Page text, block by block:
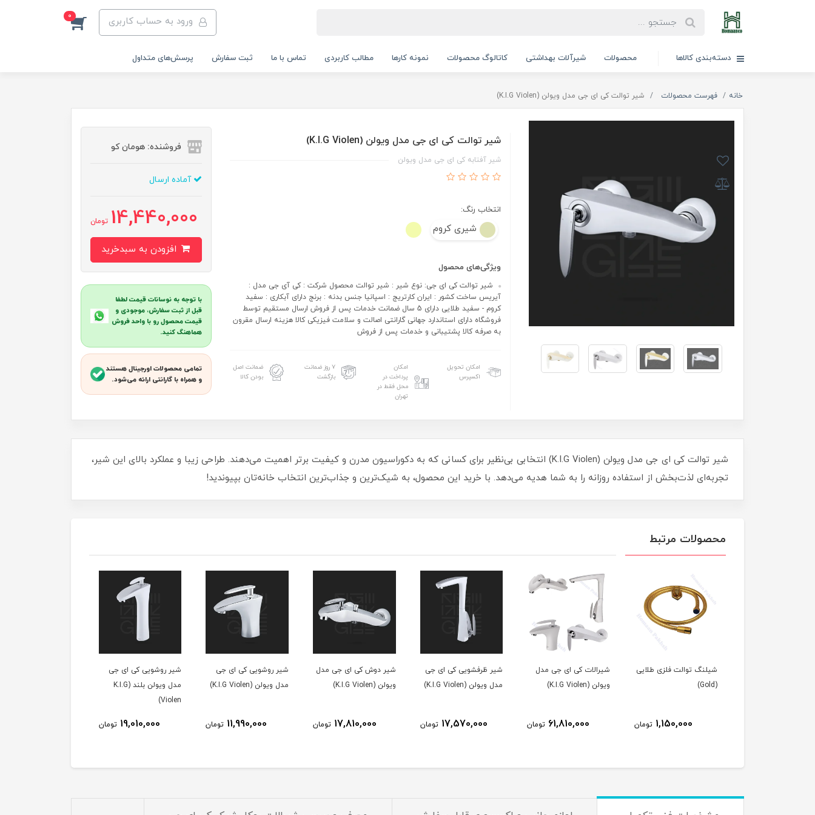
ورود به حساب کاربری 0
دسته‌بندی کالاها محصولات شیرآلات بهداشتی کاتالوگ محصولات نمونه کارها مطالب کاربردی تماس با ما ثبت سفارش پرسش‌های متداول
خانه فهرست محصولات شیر توالت کی ای جی مدل ویولن (K.I.G Violen)
شیر توالت کی ای جی مدل ویولن (K.I.G Violen)
شیر آفتابه کی ای جی مدل ویولن
انتخاب رنگ:
شیری کروم
ویژگی‌های محصول
شیر توالت کی ای جی: نوع شیر : شیر توالت محصول شرکت : کی آی جی مدل :
آیریس ساخت کشور : ایران کارتریج : اسپانیا جنس بدنه : برنج دارای آبکاری : سفید
کروم - سفید طلایی دارای 5 سال ضمانت خدمات پس از فروش ارسال مستقیم توسط
فروشگاه دارای استاندارد جهانی گارانتی اصالت و سلامت فیزیکی کالا هزینه ارسال مقرون
به صرفه کالا پشتیبانی و خدمات پس از فروش
امکان تحویل
اکسپرس
امکان
پرداخت در
محل فقط در
تهران
۷ روز ضمانت
بازگشت
ضمانت اصل
بودن کالا
فروشنده: هومان کو
آماده ارسال
14,440,000 تومان
با توجه به نوسانات قیمت لطفا
قبل از ثبت سفارش، موجودی و
قیمت محصول رو با واحد فروش
هماهنگ کنید.
تمامی محصولات اورجینال هستند
و همراه با گارانتی ارائه می‌شود.
شیر توالت کی ای جی مدل ویولن (K.I.G Violen) انتخابی بی‌نظیر برای کسانی که به دکوراسیون مدرن و کیفیت برتر اهمیت می‌دهند. طراحی زیبا و عملکرد بالای این شیر،
تجربه‌ای لذت‌بخش از استفاده روزانه را به شما هدیه می‌دهد. با خرید این محصول، به شیک‌ترین و جذاب‌ترین انتخاب خانه‌تان بپیوندید!
محصولات مرتبط
شیلنگ توالت فلزی طلایی
(Gold)
1,150,000 تومان
شیرالات کی ای جی مدل
ویولن (K.I.G Violen)
61,810,000 تومان
شیر ظرفشویی کی ای جی
مدل ویولن (K.I.G Violen)
17,570,000 تومان
شیر دوش کی ای جی مدل
ویولن (K.I.G Violen)
17,810,000 تومان
شیر روشویی کی ای جی
مدل ویولن (K.I.G Violen)
11,990,000 تومان
شیر روشویی کی ای جی
مدل ویولن بلند (K.I.G
Violen)
19,010,000 تومان